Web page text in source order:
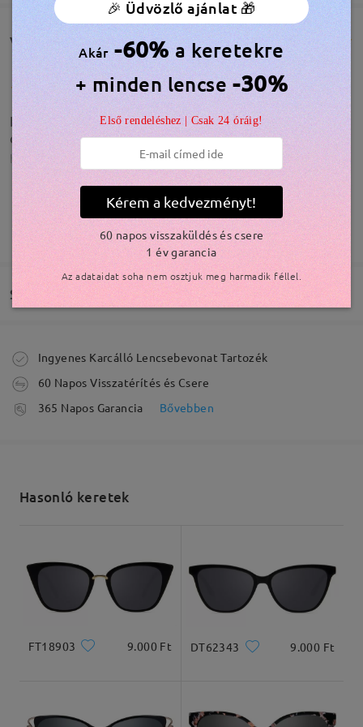
Arcforma: Archossz: Arcszélesség:
Vásárlói vélemények(124)
Ebben jelentősen jobban látok pedig van benne
cilinder itt is
by Rebeka Karcagi Mar 12 , 2026
Olvassa el az összes
véleményt
Írjon egy véleményt
TOVÁBBIAK MEGJELENÍTÉSE
Szállítás
Megrendelés leadva
feldolgozási idő
Kiszállítva
Ingyenes Karcálló Lencsebevonat Tartozék
60 Napos Visszatérítés és Csere
365 Napos Garancia
Bővebben
Hasonló keretek
FT18903 9.000 Ft DT62343 9.000 Ft
🎉 Üdvözlő ajánlat 🎁
Akár -60% a keretekre
+ minden lencse -30%
Első rendeléshez | Csak 24 óráig!
Kérem a kedvezményt!
60 napos visszaküldés és csere
1 év garancia
Az adataidat soha nem osztjuk meg harmadik féllel.